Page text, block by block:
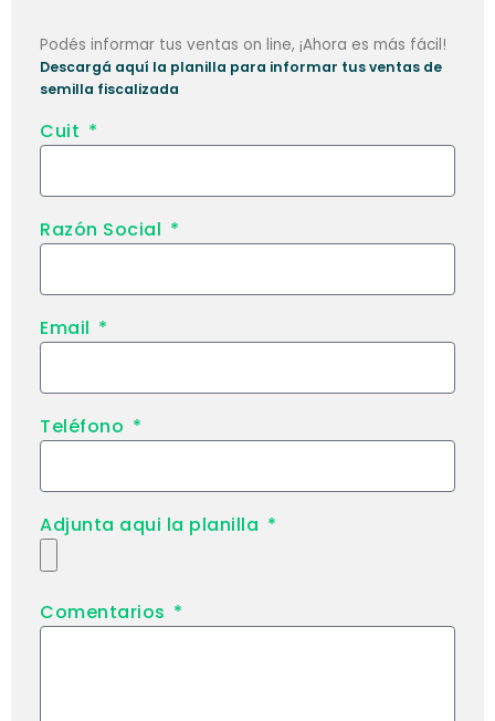
Podés informar tus ventas on line, ¡Ahora es más fácil!
Descargá aquí la planilla para informar tus ventas de
semilla fiscalizada
Cuit
Razón Social
Email
Teléfono
Adjunta aqui la planilla
Comentarios